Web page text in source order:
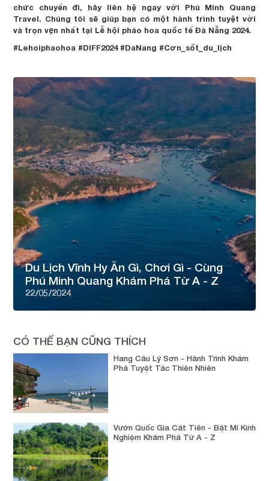
chức chuyến đi, hãy liên hệ ngay với Phú Minh Quang
Travel. Chúng tôi sẽ giúp bạn có một hành trình tuyệt vời
và trọn vẹn nhất tại Lễ hội pháo hoa quốc tế Đà Nẵng 2024.
#Lehoiphaohoa #DIFF2024 #DaNang #Cơn_sốt_du_lịch
Du Lịch Vĩnh Hy Ăn Gì, Chơi Gì - Cùng
Phú Minh Quang Khám Phá Từ A - Z
22/05/2024
CÓ THỂ BẠN CŨNG THÍCH
Hang Câu Lý Sơn - Hành Trình Khám
Phá Tuyệt Tác Thiên Nhiên
Vườn Quốc Gia Cát Tiên - Bật Mí Kinh
Nghiệm Khám Phá Từ A - Z